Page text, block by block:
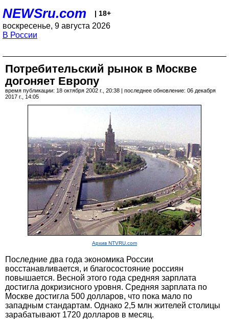
NEWSru.com | 18+
воскресенье, 9 августа 2026
В России
Потребительский рынок в Москве
догоняет Европу
время публикации: 18 октября 2002 г., 20:38 | последнее обновление: 06 декабря
2017 г., 14:05
Архив NTVRU.com
Последние два года экономика России
восстанавливается, и благосостояние россиян
повышается. Весной этого года средняя зарплата
достигла докризисного уровня. Средняя зарплата по
Москве достигла 500 долларов, что пока мало по
западным стандартам. Однако 2,5 млн жителей столицы
зарабатывают 1720 долларов в месяц.